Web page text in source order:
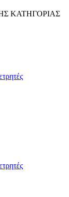
ΚΑΤΗΓΟΡΙΑΣ